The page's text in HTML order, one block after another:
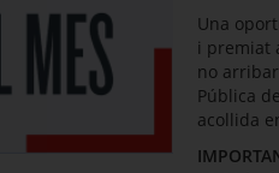
Una
i premiat
no
Pública
acollida